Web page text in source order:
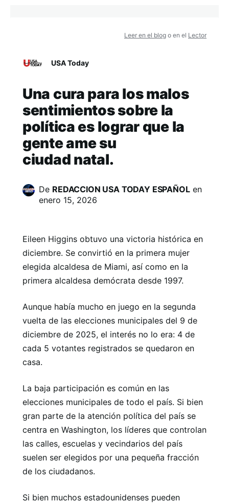
Leer en el blog o en el Lector
USA Today
Una cura para los malos
sentimientos sobre la
política es lograr que la
gente ame su
ciudad natal.
De REDACCION USA TODAY ESPAÑOLen
enero 15, 2026
Eileen Higgins obtuvo una victoria histórica en
diciembre. Se convirtió en la primera mujer
elegida alcaldesa de Miami, así como en la
primera alcaldesa demócrata desde 1997.
Aunque había mucho en juego en la segunda
vuelta de las elecciones municipales del 9 de
diciembre de 2025, el interés no lo era: 4 de
cada 5 votantes registrados se quedaron en
casa.
La baja participación es común en las
elecciones municipales de todo el país. Si bien
gran parte de la atención política del país se
centra en Washington, los líderes que controlan
las calles, escuelas y vecindarios del país
suelen ser elegidos por una pequeña fracción
de los ciudadanos.
Si bien muchos estadounidenses pueden